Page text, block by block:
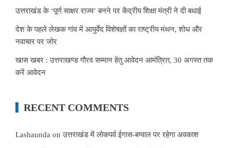
उत्तराखंड के ‘पूर्ण साक्षर राज्य’ बनने पर केंद्रीय शिक्षा मंत्री ने दी बधाई
देश के पहले लेखक गांव में आयुर्वेद विशेषज्ञों का राष्ट्रीय मंथन, शोध और
नवाचार पर जोर
खास खबर : उत्तराखण्ड गौरव सम्मान हेतु आवेदन आमंत्रित, 30 अगस्त तक
करें आवेदन
RECENT COMMENTS
Lashaunda onउत्तराखंड में लोकपर्व ईगास-बग्वाल पर रहेगा अवकाश